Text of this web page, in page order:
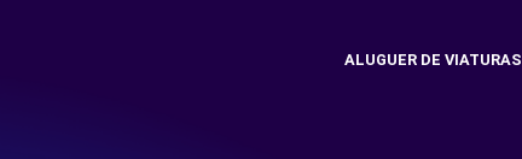
ALUGUER DE VIATURAS